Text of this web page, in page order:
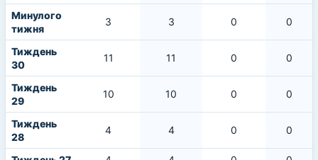
Минулого
тижня
3 3 0 0
Тиждень
30
11 11 0 0
Тиждень
29
10 10 0 0
Тиждень
28
4 4 0 0